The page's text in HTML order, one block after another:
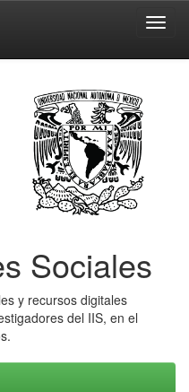
Sociales
y recursos digitales
del IIS, en el